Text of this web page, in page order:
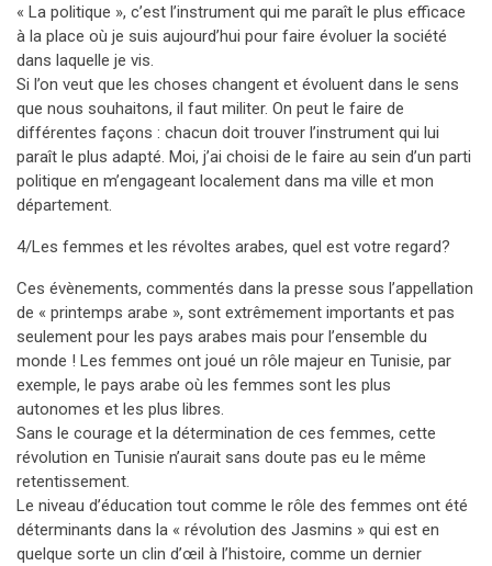
« La politique », c’est l’instrument qui me paraît le plus efficace
à la place où je suis aujourd’hui pour faire évoluer la société
dans laquelle je vis.
Si l’on veut que les choses changent et évoluent dans le sens
que nous souhaitons, il faut militer. On peut le faire de
différentes façons : chacun doit trouver l’instrument qui lui
paraît le plus adapté. Moi, j’ai choisi de le faire au sein d’un parti
politique en m’engageant localement dans ma ville et mon
département.
4/Les femmes et les révoltes arabes, quel est votre regard?
Ces évènements, commentés dans la presse sous l’appellation
de « printemps arabe », sont extrêmement importants et pas
seulement pour les pays arabes mais pour l’ensemble du
monde ! Les femmes ont joué un rôle majeur en Tunisie, par
exemple, le pays arabe où les femmes sont les plus
autonomes et les plus libres.
Sans le courage et la détermination de ces femmes, cette
révolution en Tunisie n’aurait sans doute pas eu le même
retentissement.
Le niveau d’éducation tout comme le rôle des femmes ont été
déterminants dans la « révolution des Jasmins » qui est en
quelque sorte un clin d’œil à l’histoire, comme un dernier